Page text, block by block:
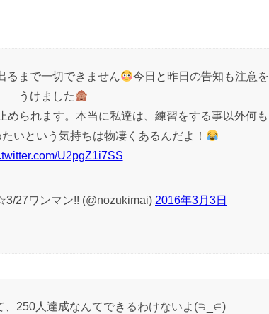
るまで一切できません
今日と昨日の告知も注意を
うけました
められます。本当に私達は、練習をする事以外何も
いという気持ちは物凄くあるんだよ！
U2pgZ1i7SS
27ワンマン!! (@nozukimai) 2016年3月3日
、250人達成なんてできるわけないよ(∋_∈)